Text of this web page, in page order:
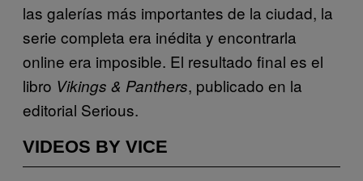
las galerías más importantes de la ciudad, la
serie completa era inédita y encontrarla
online era imposible. El resultado final es el
libro Vikings & Panthers, publicado en la
editorial Serious.
VIDEOS BY VICE